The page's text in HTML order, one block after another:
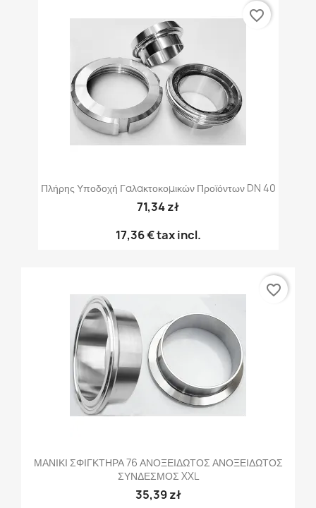
Πλήρης Υποδοχή Γαλακτοκομικών Προϊόντων DN 40
71,34 zł
17,36 €tax incl.
favorite_border
ΜΑΝΙΚΙ ΣΦΙΓΚΤΗΡΑ 76 ΑΝΟΞΕΙΔΩΤΟΣ ΑΝΟΞΕΙΔΩΤΟΣ
ΣΥΝΔΕΣΜΟΣ XXL
35,39 zł
favorite_border